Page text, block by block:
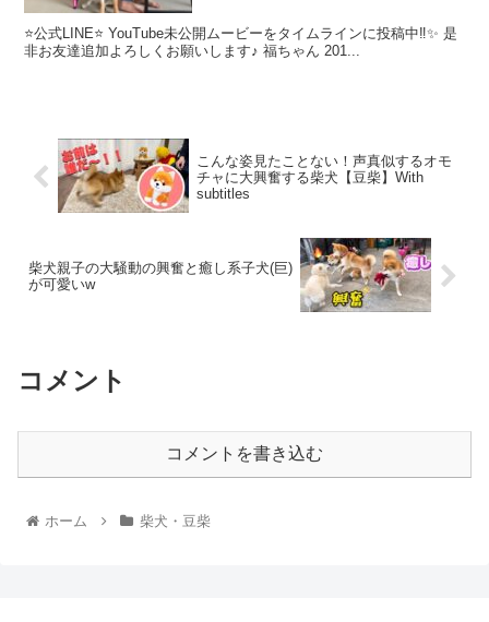
⭐️公式LINE⭐️ YouTube未公開ムービーをタイムラインに投稿中‼️✨ 是
非お友達追加よろしくお願いします♪ 福ちゃん 201...
こんな姿見たことない！声真似するオモ
チャに大興奮する柴犬【豆柴】With
subtitles
柴犬親子の大騒動の興奮と癒し系子犬(巨)
が可愛いw
コメント
コメントを書き込む
ホーム 柴犬・豆柴